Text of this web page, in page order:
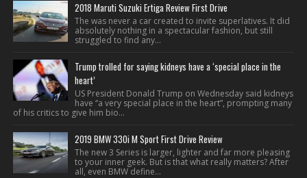
2018 Maruti Suzuki Ertiga Review First Drive
The was never a car created to invite superlatives. It did
absolutely nothing in a spectacular fashion, but still
struggled to find any...
Trump trolled for saying kidneys have a ‘special place in the
heart’
US President Donald Trump on Wednesday said kidneys
have “a very special place in the heart”, prompting many
of his critics to give him bio...
2019 BMW 330i M Sport First Drive Review
The new 3 Series is larger, lighter and far more pleasing
to your inner geek. But is that what really matters? After
all, even BMW define...